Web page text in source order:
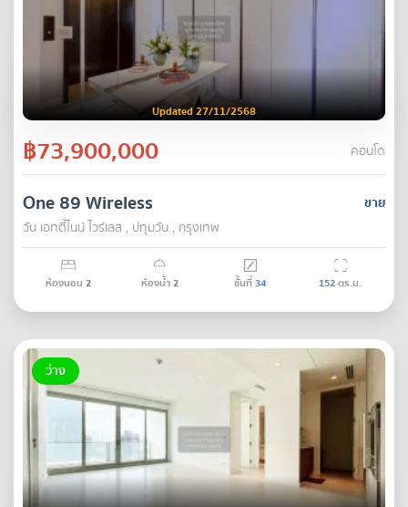
Updated 27/11/2568
฿73,900,000 คอนโด
ขาย
One 89 Wireless
วัน เอทตี้ไนน์ ไวร์เลส , ปทุมวัน , กรุงเทพ
ห้องนอน 2 ห้องน้ำ2 ชั้นที่34 152ตร.ม.
ว่าง